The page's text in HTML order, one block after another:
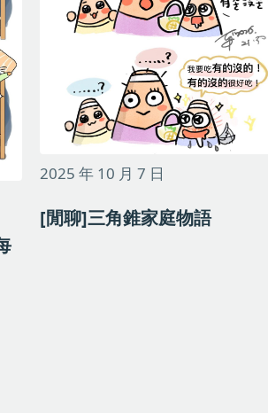
2025 年 10 月 7 日
[閒聊]三角錐家庭物語